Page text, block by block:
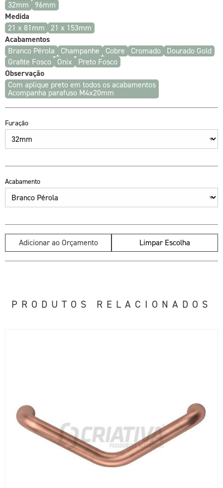
32mm
96mm
Medida
21 x 81mm
21 x 153mm
Acabamentos
Branco Pérola
Champanhe Cobre Cromado
Dourado Gold
Grafite Fosco
Onix
Preto Fosco
Observação
Com aplique preto em todos os acabamentos
Acompanha parafuso M4x20mm
Furação
Acabamento
Adicionar ao Orçamento Limpar Escolha
PRODUTOS RELACIONADOS